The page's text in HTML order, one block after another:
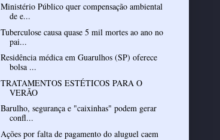
Ministério Público quer compensação ambiental
de e...
Tuberculose causa quase 5 mil mortes ao ano no
pai...
Residência médica em Guarulhos (SP) oferece
bolsa ...
TRATAMENTOS ESTÉTICOS PARA O
VERÃO
Barulho, segurança e "caixinhas" podem gerar
confl...
Ações por falta de pagamento do aluguel caem